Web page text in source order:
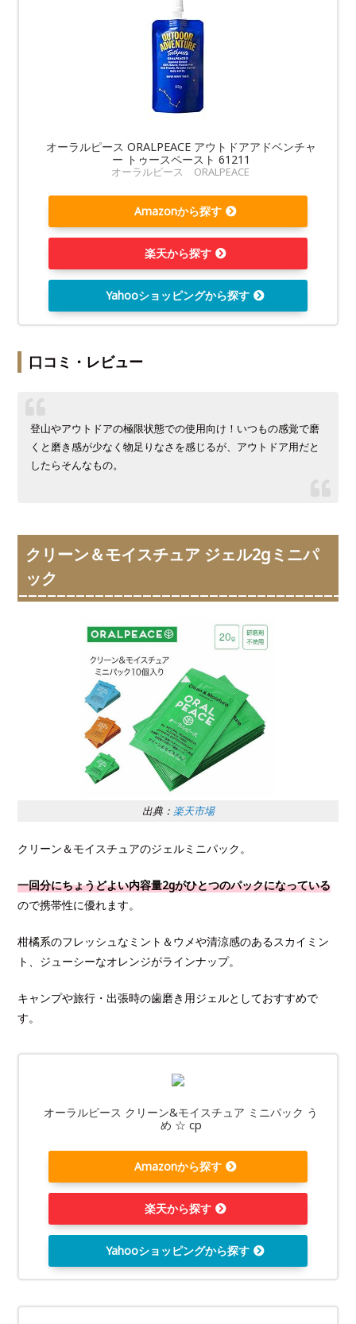
オーラルピース ORALPEACE アウトドアアドベンチャ
ー トゥースペースト 61211
オーラルピース ORALPEACE
Amazonから探す
楽天から探す
Yahooショッピングから探す
口コミ・レビュー
登山やアウトドアの極限状態での使用向け！いつもの感覚で磨
くと磨き感が少なく物足りなさを感じるが、アウトドア用だと
したらそんなもの。
クリーン＆モイスチュア ジェル2gミニパ
ック
出典： 楽天市場
クリーン＆モイスチュアのジェルミニパック。
一回分にちょうどよい内容量2gがひとつのパックになっている
ので携帯性に優れます。
柑橘系のフレッシュなミント＆ウメや清涼感のあるスカイミン
ト、ジューシーなオレンジがラインナップ。
キャンプや旅行・出張時の歯磨き用ジェルとしておすすめで
す。
オーラルピース クリーン&モイスチュア ミニパック う
め ☆ cp
Amazonから探す
楽天から探す
Yahooショッピングから探す